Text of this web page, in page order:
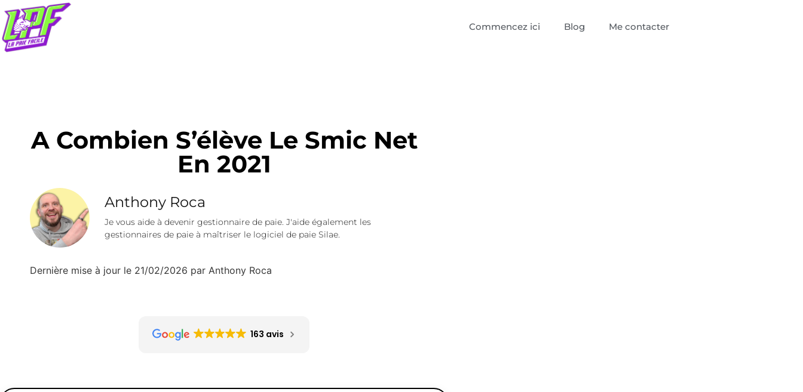
Commencez ici Blog Me contacter
A Combien S’élève Le Smic Net
En 2021
Anthony Roca
Je vous aide à devenir gestionnaire de paie. J'aide également les
gestionnaires de paie à maîtriser le logiciel de paie Silae.
Dernière mise à jour le 21/02/2026 par Anthony Roca
163 avis